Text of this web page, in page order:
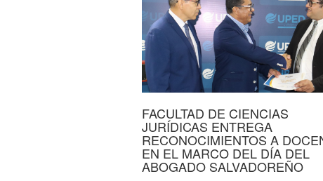
FACULTAD DE CIENCIAS
JURÍDICAS ENTREGA
RECONOCIMIENTOS A
EN EL MARCO DEL DÍA DEL
ABOGADO SALVADOREÑO